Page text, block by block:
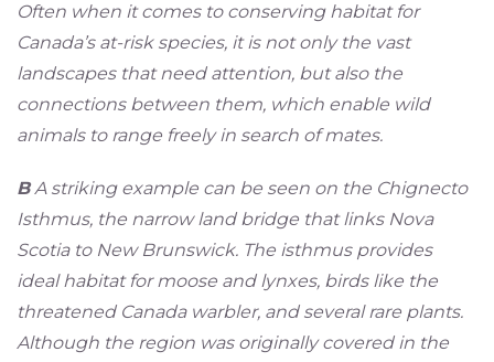
Often when it comes to conserving habitat for
Canada’s at-risk species, it is not only the vast
landscapes that need attention, but also the
connections between them, which enable wild
animals to range freely in search of mates.
BA striking example can be seen on the Chignecto
Isthmus, the narrow land bridge that links Nova
Scotia to New Brunswick. The isthmus provides
ideal habitat for moose and lynxes, birds like the
threatened Canada warbler, and several rare plants.
Although the region was originally covered in the